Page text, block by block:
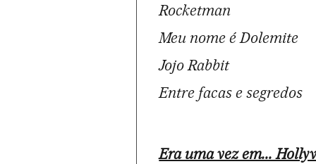
Rocketman
Meu nome é Dolemite
Jojo Rabbit
Entre facas e segredos
Era uma vez em...